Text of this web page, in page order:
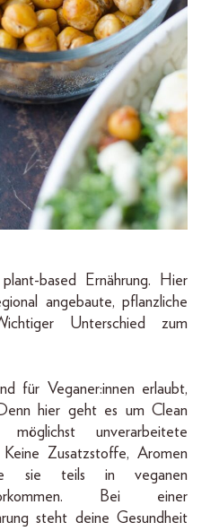
based Ernährung. Hier
angebaute, pflanzliche
Unterschied zum
für Veganer:innen erlaubt,
hier geht es um Clean
unverarbeitete
Zusatzstoffe, Aromen
sie teils in veganen
Bei einer
steht deine Gesundheit